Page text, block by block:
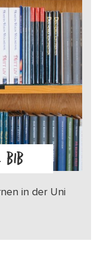
BIB
in der Uni